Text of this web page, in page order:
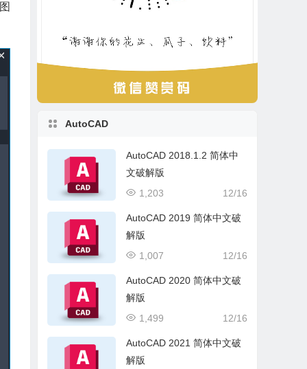
AutoCAD
AutoCAD 2018.1.2 简体中
文破解版
12/16
1,203
AutoCAD 2019 简体中文破
解版
12/16
1,007
AutoCAD 2020 简体中文破
解版
12/16
1,499
AutoCAD 2021 简体中文破
解版